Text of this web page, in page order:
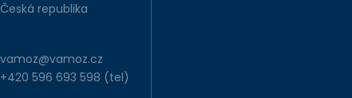
Česká republika
vamoz@vamoz.cz
+420 596 693 598 (tel)